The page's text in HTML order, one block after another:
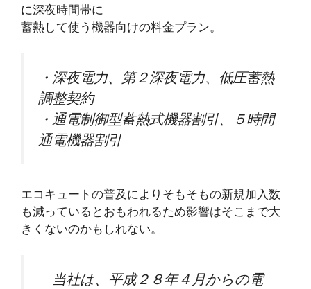
に深夜時間帯に
蓄熱して使う機器向けの料金プラン。
・深夜電力、第２深夜電力、低圧蓄熱
調整契約
・通電制御型蓄熱式機器割引、５時間
通電機器割引
エコキュートの普及によりそもそもの新規加入数
も減っているとおもわれるため影響はそこまで大
きくないのかもしれない。
当社は、平成２８年４月からの電